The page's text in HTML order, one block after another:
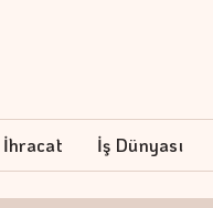
İş Dünyası